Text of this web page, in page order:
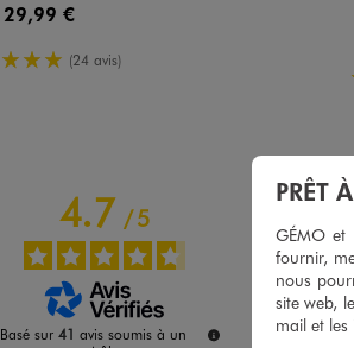
29,99 €
5/5 de moyenne
(24 avis)
4.7/5
Basé sur41 avis soumis à un
PRÊT
GÉMO et
fournir,
nous
site web,
mail et les